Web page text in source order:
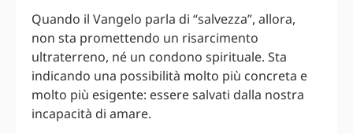
Quando il Vangelo parla di “salvezza”, allora,
non sta promettendo un risarcimento
ultraterreno, né un condono spirituale. Sta
indicando una possibilità molto più concreta e
molto più esigente: essere salvati dalla nostra
incapacità di amare.